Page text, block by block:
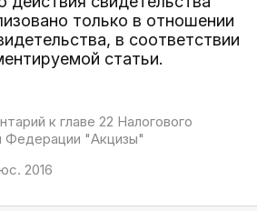
только в отношении
в соответствии
статьи.
к главе 22 Налогового
Федерации "Акцизы"
2016